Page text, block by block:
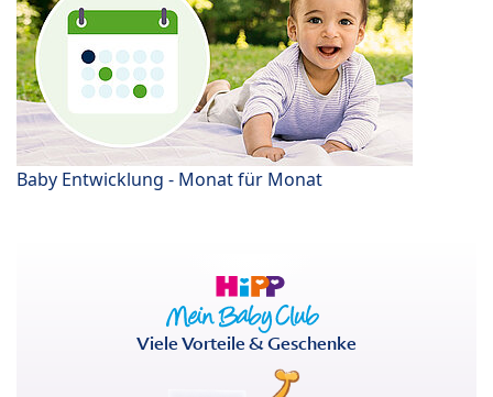
Baby Entwicklung - Monat für Monat
Viele Vorteile & Geschenke